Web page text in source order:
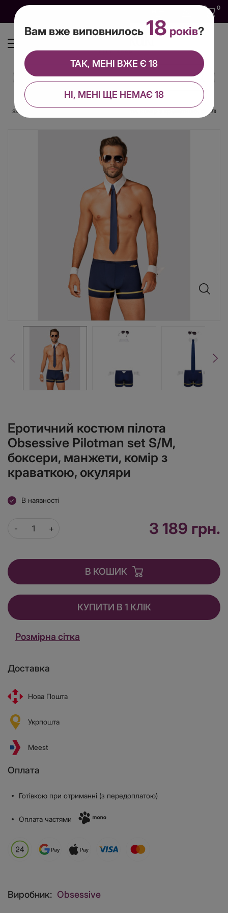
0
Pilotman set S/M, боксери, манжети, комір з краваткою, окуляри
Еротичний костюм пілота
Obsessive Pilotman set S/M,
боксери, манжети, комір з
краваткою, окуляри
В наявності
3 189 грн.
В КОШИК
КУПИТИ В 1 КЛІК
Розмірна сітка
Доставка
Нова Пошта
Укрпошта
Meest
Оплата
Готівкою при отриманні (з передоплатою)
Оплата частями
Виробник: Obsessive
Вам вже виповнилось 18 років?
НІ, МЕНІ ЩЕ НЕМАЄ 18
ТАК, МЕНІ ВЖЕ Є 18